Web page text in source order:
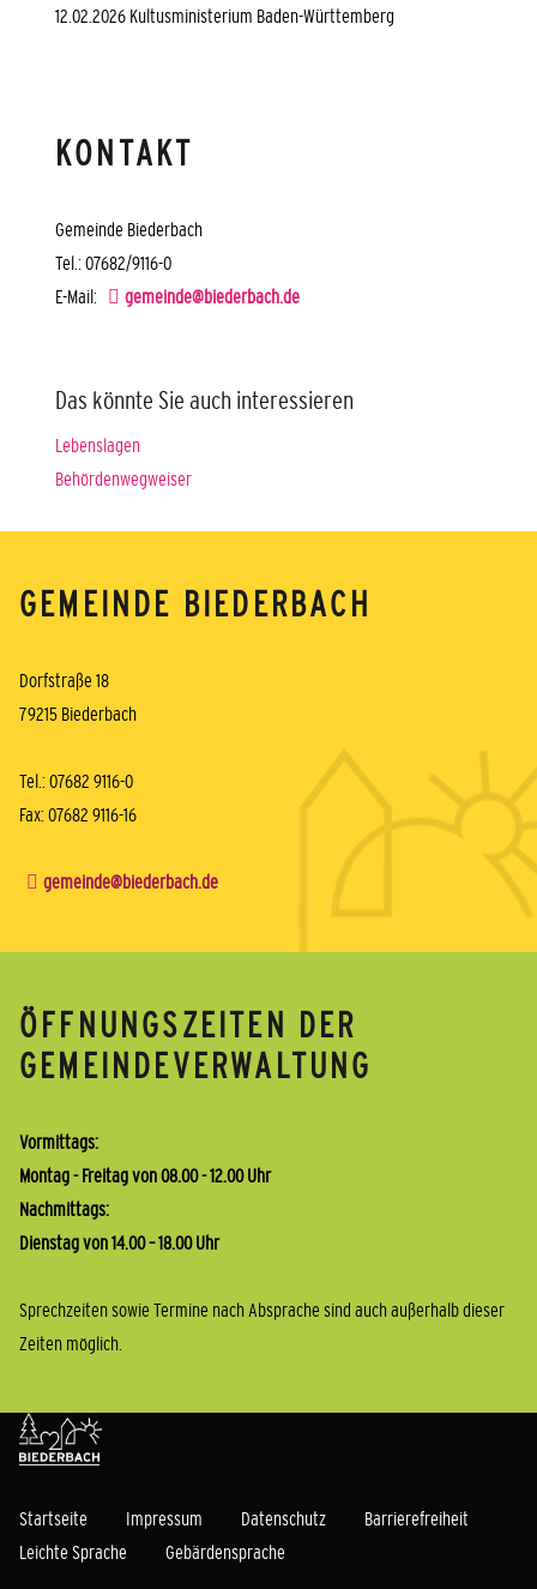
12.02.2026 Kultusministerium Baden-Württemberg
KONTAKT
Gemeinde Biederbach
Tel.: 07682/9116-0
E-Mail:
gemeinde@biederbach.de
Das könnte Sie auch interessieren
Lebenslagen
Behördenwegweiser
GEMEINDE BIEDERBACH
Dorfstraße 18
79215 Biederbach
Tel.: 07682 9116-0
Fax: 07682 9116-16
gemeinde@biederbach.de
ÖFFNUNGSZEITEN DER
GEMEINDEVERWALTUNG
Vormittags:
Montag - Freitag von 08.00 - 12.00 Uhr
Nachmittags:
Dienstag von 14.00 – 18.00 Uhr
Sprechzeiten sowie Termine nach Absprache sind auch außerhalb dieser
Zeiten möglich.
Startseite Impressum Datenschutz
Barrierefreiheit
Leichte Sprache
Gebärdensprache